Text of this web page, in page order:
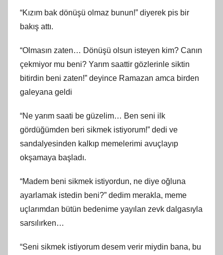
“Kızım bak dönüşü olmaz bunun!” diyerek pis bir
bakış attı.
“Olmasın zaten… Dönüşü olsun isteyen kim? Canın
çekmiyor mu beni? Yarım saattir gözlerinle siktin
bitirdin beni zaten!” deyince Ramazan amca birden
galeyana geldi
“Ne yarım saati be güzelim… Ben seni ilk
gördüğümden beri sikmek istiyorum!” dedi ve
sandalyesinden kalkıp memelerimi avuçlayıp
okşamaya başladı.
“Madem beni sikmek istiyordun, ne diye oğluna
ayarlamak istedin beni?” dedim merakla, meme
uçlarımdan bütün bedenime yayılan zevk dalgasıyla
sarsılırken…
“Seni sikmek istiyorum desem verir miydin bana, bu